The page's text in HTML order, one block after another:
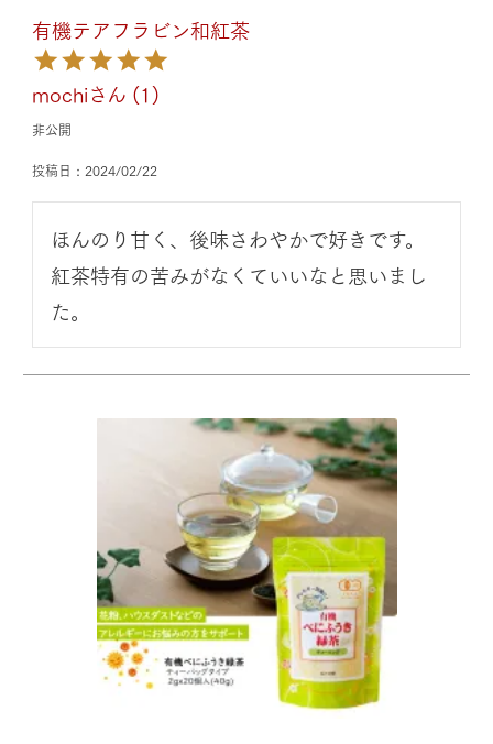
有機テアフラビン和紅茶
mochi
1
非公開
投稿日
2024/02/22
ほんのり甘く、後味さわやかで好きです。
紅茶特有の苦みがなくていいなと思いまし
た。